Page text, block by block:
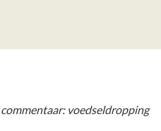
voedseldropping